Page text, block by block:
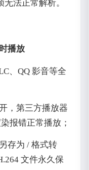
法正常解析。
播放
、QQ 影音等全
，第三方播放器
报错正常播放；
存为 / 格式转
文件永久保